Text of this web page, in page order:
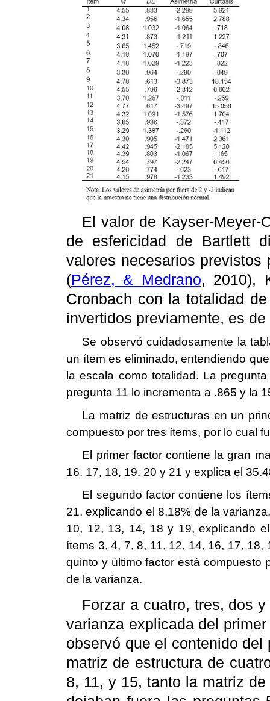
El valor de Kayser-Meyer-
de esfericidad de Bartlett
valores necesarios
(Pérez, & Medrano, 2010),
Cronbach con la totalidad
invertidos previamente, es de
Se observó cuidadosamente la
un ítem es eliminado, entendiendo
la escala como totalidad. La
pregunta 11 lo incrementa a .865 y la
La matriz de estructuras en un
compuesto por tres ítems, por lo cual
El primer factor contiene la gran
16, 17, 18, 19, 20 y 21 y explica el
El segundo factor contiene los
21, explicando el 8.18% de la
10, 12, 13, 14, 18 y 19, explicando
ítems 3, 4, 7, 8, 11, 12, 14, 16, 17,
quinto y último factor está compuesto
de la varianza.
Forzar a cuatro, tres, dos
varianza explicada del
observó que el contenido
matriz de estructura de
8, 11, y 15, tanto la matriz